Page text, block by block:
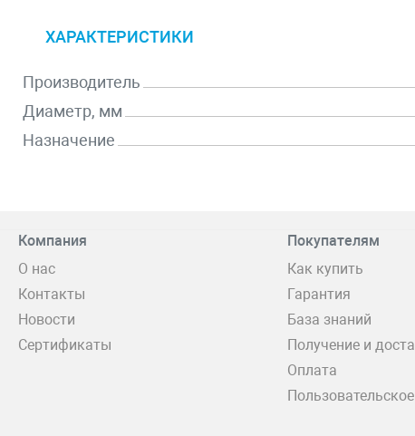
ХАРАКТЕРИСТИКИ
Производитель
Диаметр, мм
Назначение
Компания
О нас
Контакты
Новости
Сертификаты
Покупателям
Как купить
Гарантия
База знаний
Получение и
Оплата